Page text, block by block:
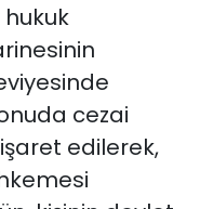
cezai
edilerek,